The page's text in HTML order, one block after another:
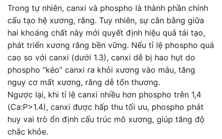
Trong tự nhiên, canxi và phospho là thành phần chính
cấu tạo hệ xương, răng. Tuy nhiên, sự cân bằng giữa
hai khoáng chất này mới quyết định hiệu quả tái tạo,
phát triển xương răng bền vững. Nếu tỉ lệ phospho quá
cao so với canxi (dưới 1.3), canxi dễ bị hao hụt do
phospho “kéo” canxi ra khỏi xương vào máu, tăng
nguy cơ mất xương, răng dễ tổn thương.
Ngược lại, khi tỉ lệ canxi nhiều hơn phospho trên 1,4
(Ca:P>1.4), canxi được hấp thu tối ưu, phospho phát
huy vai trò ổn định cấu trúc mô xương, giúp tăng độ
chắc khỏe.